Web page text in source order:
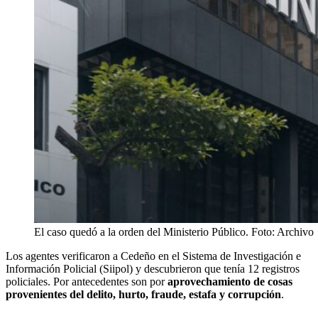
El caso quedó a la orden del Ministerio Público. Foto: Archivo
Los agentes verificaron a Cedeño en el Sistema de Investigación e
Información Policial (Siipol) y descubrieron que tenía 12 registros
policiales. Por antecedentes son poraprovechamiento de cosas
provenientes del delito, hurto, fraude, estafa y corrupción.